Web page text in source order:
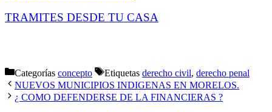
TRAMITES DESDE TU CASA
Categorías concepto Etiquetas derecho civil, derecho penal
NUEVOS MUNICIPIOS INDIGENAS EN MORELOS.
¿ COMO DEFENDERSE DE LA FINANCIERAS ?